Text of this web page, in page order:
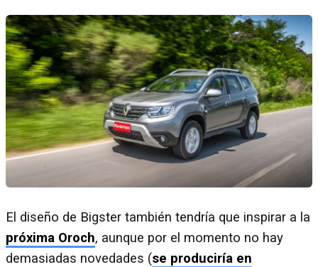
El diseño de Bigster también tendría que inspirar a la
próxima Oroch, aunque por el momento no hay
demasiadas novedades (se produciría en